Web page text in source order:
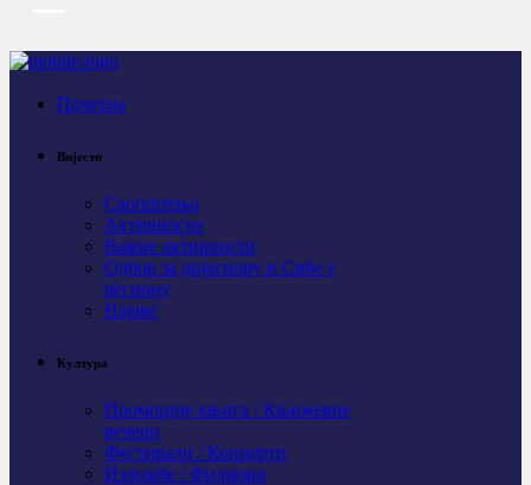
Почетна
Вијести
Саопштења
Активности
Важне активности
Одбор за дијаспору и Србе у
региону
Најаве
Култура
Промоције књига / Књижевне
вечери
Фестивали / Концерти
Изложбе / Филмови